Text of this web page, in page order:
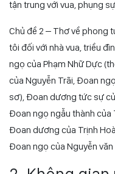
tận trung với vua, phụng
Chủ đề 2 – Thơ về phong
tôi đối với nhà vua, triều
ngọ của Phạm Nhữ Dực
của Nguyễn Trãi, Đoan
sơ), Đoan dương tức sự
Đoan ngọ ngẫu thành của
Đoan dương của Trịnh
Đoan ngọ của Nguyễn văn